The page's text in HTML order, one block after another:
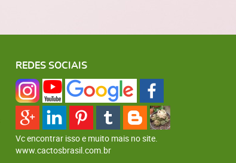
REDES SOCIAIS
Vc encontrar isso e muito mais no site.
www.cactosbrasil.com.br